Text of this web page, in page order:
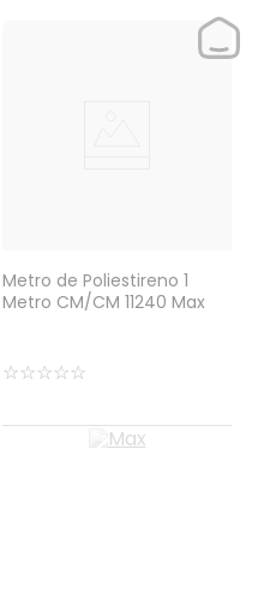
Metro de Poliestireno 1
Metro CM/CM 11240 Max
☆☆☆☆☆